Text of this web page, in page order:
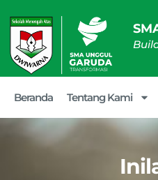
Beranda Tentang Kami